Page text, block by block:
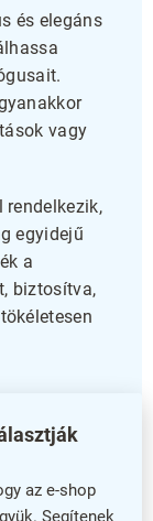
az e-shop
Segítenek
és elegáns
vagy
rendelkezik,
egyidejű
a
biztosítva,
így bátran
miatt
mégis